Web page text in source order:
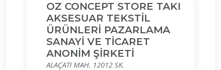
OZ CONCEPT STORE TAKI
AKSESUAR TEKSTİL
ÜRÜNLERİ PAZARLAMA
SANAYİ VE TİCARET
ANONİM ŞİRKETİ
ALAÇATI MAH. 12012 SK.